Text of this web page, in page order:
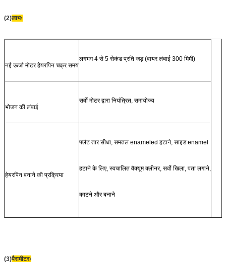
(2)लाभः
नई ऊर्जा मोटर हेयरपिन चक्र समय
लगभग 4 से 5 सेकंड प्रति जड़ (वायर लंबाई 300 मिमी)
भोजन की लंबाई
सर्वो मोटर द्वारा नियंत्रित, समायोज्य
हेयरपिन बनाने की प्रक्रिया
फ्लैट तार सीधा, समतल enameled हटाने, साइड enamel
हटाने के लिए, स्वचालित वैक्यूम क्लीनर, सर्वो खिला, पता लगाने,
काटने और बनाने
(3)पैरामीटरः